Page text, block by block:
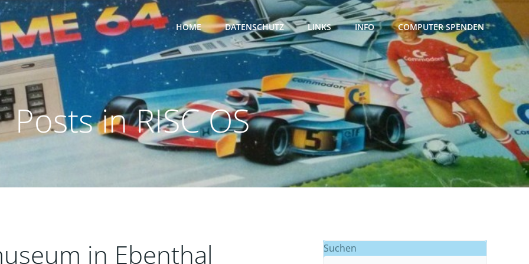
HOME DATENSCHUTZ LINKS INFO COMPUTER SPENDEN
Posts in RISC OS
in Ebenthal
Suchen